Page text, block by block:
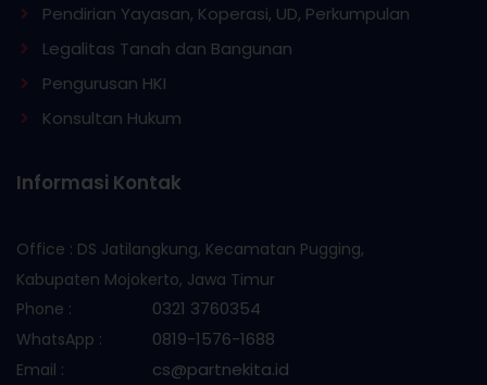
Pendirian Yayasan, Koperasi, UD, Perkumpulan
Legalitas Tanah dan Bangunan
Pengurusan HKI
Konsultan Hukum
Informasi Kontak
Office : DS Jatilangkung, Kecamatan Pugging,
Kabupaten Mojokerto, Jawa Timur
Phone :
0321 3760354
WhatsApp : 0819-1576-1688
Email : cs@partnekita.id